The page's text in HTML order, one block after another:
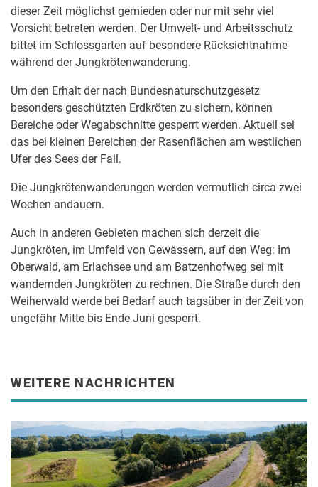
dieser Zeit möglichst gemieden oder nur mit sehr viel
Vorsicht betreten werden. Der Umwelt- und Arbeitsschutz
bittet im Schlossgarten auf besondere Rücksichtnahme
während der Jungkrötenwanderung.
Um den Erhalt der nach Bundesnaturschutzgesetz
besonders geschützten Erdkröten zu sichern, können
Bereiche oder Wegabschnitte gesperrt werden. Aktuell sei
das bei kleinen Bereichen der Rasenflächen am westlichen
Ufer des Sees der Fall.
Die Jungkrötenwanderungen werden vermutlich circa zwei
Wochen andauern.
Auch in anderen Gebieten machen sich derzeit die
Jungkröten, im Umfeld von Gewässern, auf den Weg: Im
Oberwald, am Erlachsee und am Batzenhofweg sei mit
wandernden Jungkröten zu rechnen. Die Straße durch den
Weiherwald werde bei Bedarf auch tagsüber in der Zeit von
ungefähr Mitte bis Ende Juni gesperrt.
WEITERE NACHRICHTEN